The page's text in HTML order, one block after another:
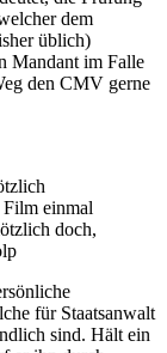
dem
üblich)
Mandant im Falle
den CMV gerne
Film einmal
doch,
für Staatsanwalt
sind. Hält ein